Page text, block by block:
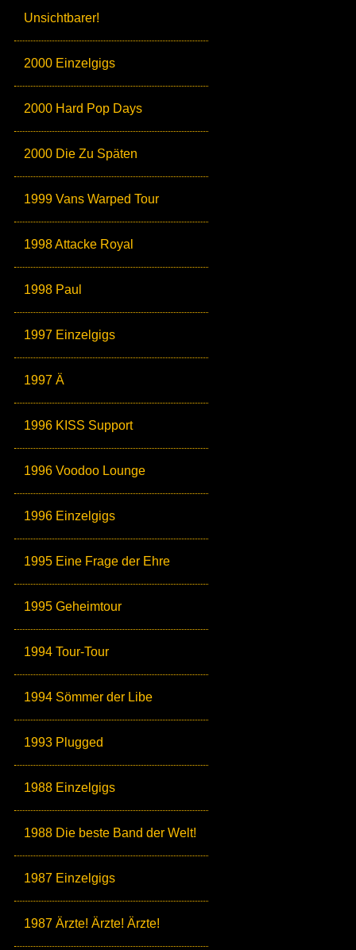
Unsichtbarer!
2000 Einzelgigs
2000 Hard Pop Days
2000 Die Zu Späten
1999 Vans Warped Tour
1998 Attacke Royal
1998 Paul
1997 Einzelgigs
1997 Ä
1996 KISS Support
1996 Voodoo Lounge
1996 Einzelgigs
1995 Eine Frage der Ehre
1995 Geheimtour
1994 Tour-Tour
1994 Sömmer der Libe
1993 Plugged
1988 Einzelgigs
1988 Die beste Band der Welt!
1987 Einzelgigs
1987 Ärzte! Ärzte! Ärzte!